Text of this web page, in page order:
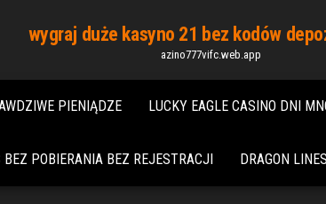
wygraj duże kasyno 21 bez kodów
azino777vifc.web.app
PIENIĄDZE LUCKY EAGLE CASINO DNI
POBIERANIA BEZ REJESTRACJI DRAGON